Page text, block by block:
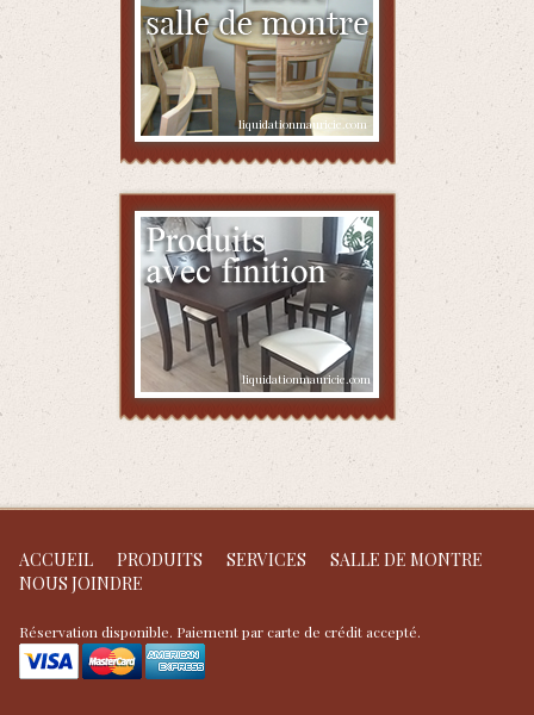
ACCUEIL PRODUITS SERVICES
SALLE DE MONTRE
NOUS JOINDRE
Réservation disponible. Paiement par carte de crédit accepté.